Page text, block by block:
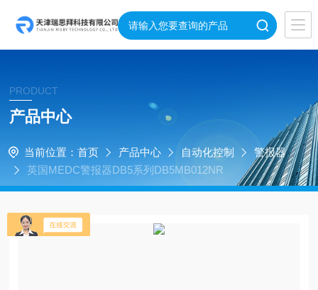
PRODUCT
产品中心
当前位置： 首页 产品中心 自动化控制
警报器
英国MEDC警报器DB5系列DB5MB012NR